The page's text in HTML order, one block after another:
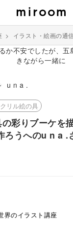
> イラスト・絵画の通
u n a .
リル絵の具
彩りブーケを
ろうへのu n a .
界のイラスト講座